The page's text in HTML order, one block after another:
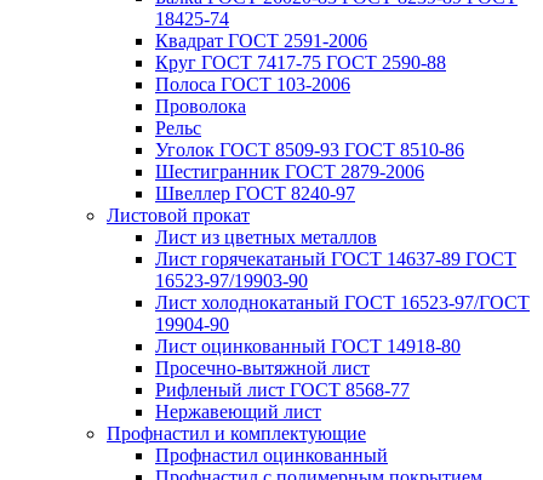
18425-74
Квадрат ГОСТ 2591-2006
Круг ГОСТ 7417-75 ГОСТ 2590-88
Полоса ГОСТ 103-2006
Проволока
Рельс
Уголок ГОСТ 8509-93 ГОСТ 8510-86
Шестигранник ГОСТ 2879-2006
Швеллер ГОСТ 8240-97
Листовой прокат
Лист из цветных металлов
Лист горячекатаный ГОСТ 14637-89 ГОСТ
16523-97/19903-90
Лист холоднокатаный ГОСТ 16523-97/ГОСТ
19904-90
Лист оцинкованный ГОСТ 14918-80
Просечно-вытяжной лист
Рифленый лист ГОСТ 8568-77
Нержавеющий лист
Профнастил и комплектующие
Профнастил оцинкованный